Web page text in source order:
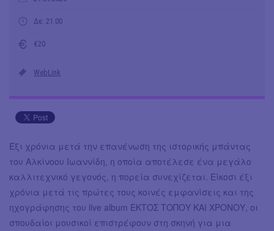
Δε: 21.00
€20
WebLink
Έξι χρόνια μετά την επανένωση της ιστορικής μπάντας
του Αλκίνοου Ιωαννίδη, η οποία αποτέλεσε ένα μεγάλο
καλλιτεχνικό γεγονός, η πορεία συνεχίζεται. Είκοσι έξι
χρόνια μετά τις πρώτες τους κοινές εμφανίσεις και της
ηχογράφησης του live album ΕΚΤΟΣ ΤΟΠΟΥ ΚΑΙ ΧΡΟΝΟΥ, οι
σπουδαίοι μουσικοί επιστρέφουν στη σκηνή για μια